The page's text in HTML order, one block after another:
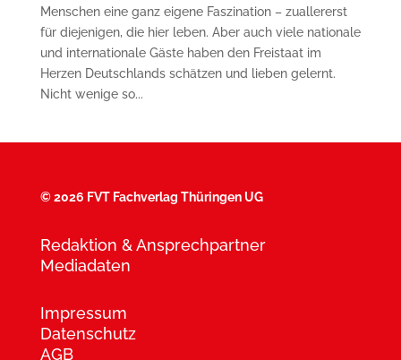
Menschen eine ganz eigene Faszination – zuallererst
für diejenigen, die hier leben. Aber auch viele nationale
und internationale Gäste haben den Freistaat im
Herzen Deutschlands schätzen und lieben gelernt.
Nicht wenige so...
©2026 FVT Fachverlag Thüringen UG
Redaktion & Ansprechpartner
Mediadaten
Impressum
Datenschutz
AGB